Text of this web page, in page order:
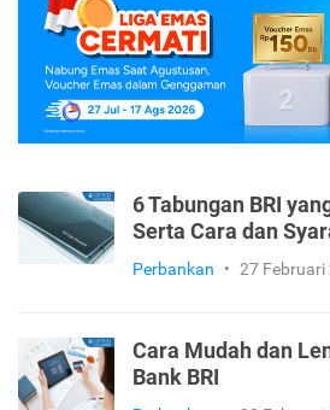
6 Tabungan BRI
Serta Cara dan
Perbankan • 27 Februari
Cara Mudah dan
Bank BRI